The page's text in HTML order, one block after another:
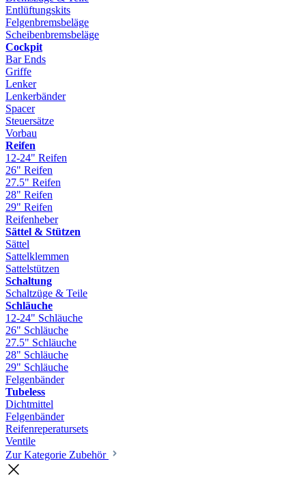
Entlüftungskits
Felgenbremsbeläge
Scheibenbremsbeläge
Cockpit
Bar Ends
Griffe
Lenker
Lenkerbänder
Spacer
Steuersätze
Vorbau
Reifen
12-24" Reifen
26" Reifen
27.5" Reifen
28" Reifen
29" Reifen
Reifenheber
Sättel & Stützen
Sättel
Sattelklemmen
Sattelstützen
Schaltung
Schaltzüge & Teile
Schläuche
12-24" Schläuche
26" Schläuche
27.5" Schläuche
28" Schläuche
29" Schläuche
Felgenbänder
Tubeless
Dichtmittel
Felgenbänder
Reifenreperatursets
Ventile
Zur Kategorie Zubehör